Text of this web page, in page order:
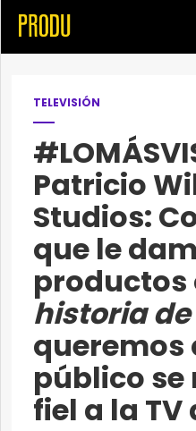
TELEVISIÓN
Patricio
Studios:
que le
productos
historia
queremos
público
fiel a la